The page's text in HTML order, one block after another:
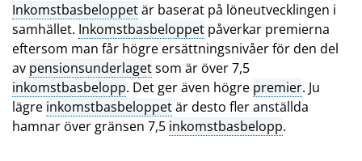
Inkomstbasbeloppetär baserat på löneutvecklingen i
samhället. Inkomstbasbeloppet påverkar premierna
eftersom man får högre ersättningsnivåer för den del
av pensionsunderlagetsom är över 7,5
inkomstbasbelopp. Det ger även högre premier. Ju
lägre inkomstbasbeloppetär desto fler anställda
hamnar över gränsen 7,5 inkomstbasbelopp.